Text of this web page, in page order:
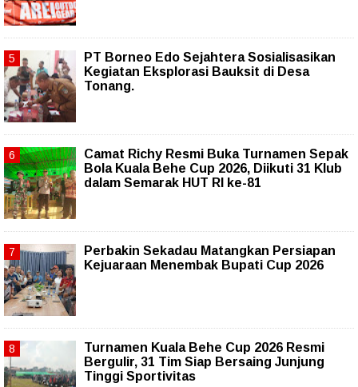
PT Borneo Edo Sejahtera Sosialisasikan
Kegiatan Eksplorasi Bauksit di Desa
Tonang.
Camat Richy Resmi Buka Turnamen Sepak
Bola Kuala Behe Cup 2026, Diikuti 31 Klub
dalam Semarak HUT RI ke-81
Perbakin Sekadau Matangkan Persiapan
Kejuaraan Menembak Bupati Cup 2026
Turnamen Kuala Behe Cup 2026 Resmi
Bergulir, 31 Tim Siap Bersaing Junjung
Tinggi Sportivitas